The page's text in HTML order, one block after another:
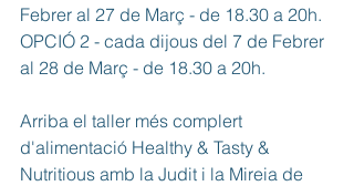
Febrer al 27 de Març - de 18.30 a 20h.
OPCIÓ 2 - cada dijous del 7 de Febrer
al 28 de Març - de 18.30 a 20h.
Arriba el taller més complert
d'alimentació Healthy & Tasty &
Nutritious amb la Judit i la Mireia de